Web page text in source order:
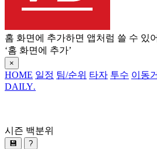
홈 화면에 추가하면 앱처럼 쓸 수 있
‘홈 화면에 추가’
×
HOME 일정 팀/순위 타자 투수 이동
DAILY.
시즌 백분위
💾 ?